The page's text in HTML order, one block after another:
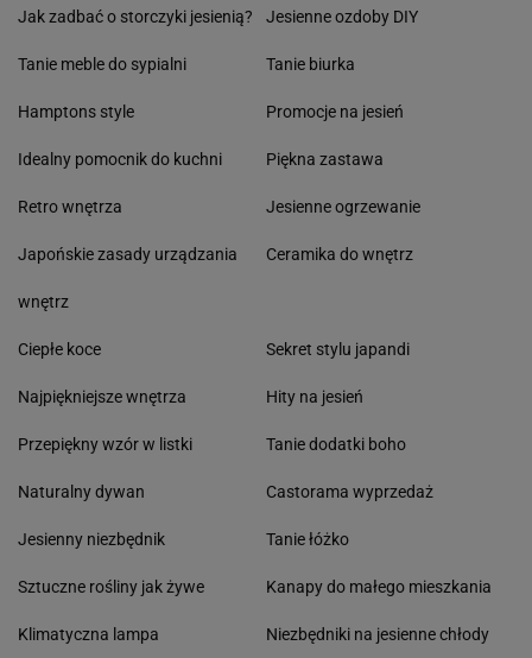
Jak zadbać o storczyki jesienią?
Tanie meble do sypialni
Hamptons style
Idealny pomocnik do kuchni
Retro wnętrza
Japońskie zasady urządzania
wnętrz
Jesienne ozdoby DIY
Tanie biurka
Promocje na jesień
Piękna zastawa
Jesienne ogrzewanie
Ceramika do wnętrz
Ciepłe koce
Najpiękniejsze wnętrza
Przepiękny wzór w listki
Naturalny dywan
Jesienny niezbędnik
Sztuczne rośliny jak żywe
Klimatyczna lampa
Sekret stylu japandi
Hity na jesień
Tanie dodatki boho
Castorama wyprzedaż
Tanie łóżko
Kanapy do małego mieszkania
Niezbędniki na jesienne chłody